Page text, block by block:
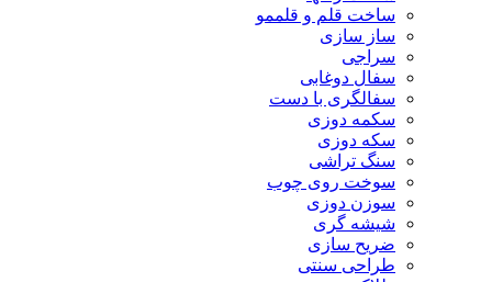
ساخت قلم و قلممو
ساز سازی
سراجی
سفال دوغابی
سفالگری با دست
سکمه دوزی
سکه دوزی
سنگ تراشی
سوخت روی چوب
سوزن دوزی
شیشه گری
ضریح سازی
طراحی سنتی